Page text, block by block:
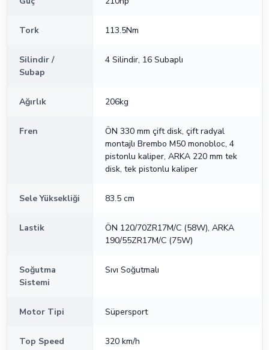
Tork 113.5Nm
Silindir /
Subap
4 Silindir, 16 Subaplı
Ağırlık 206kg
Fren
ÖN 330 mm çift disk, çift radyal
montajlı Brembo M50 monobloc, 4
pistonlu kaliper, ARKA 220 mm tek
disk, tek pistonlu kaliper
Sele Yüksekliği 83.5 cm
Lastik
ÖN 120/70ZR17M/C (58W), ARKA
190/55ZR17M/C (75W)
Soğutma
Sistemi
Sıvı Soğutmalı
Motor Tipi Süpersport
Top Speed 320 km/h